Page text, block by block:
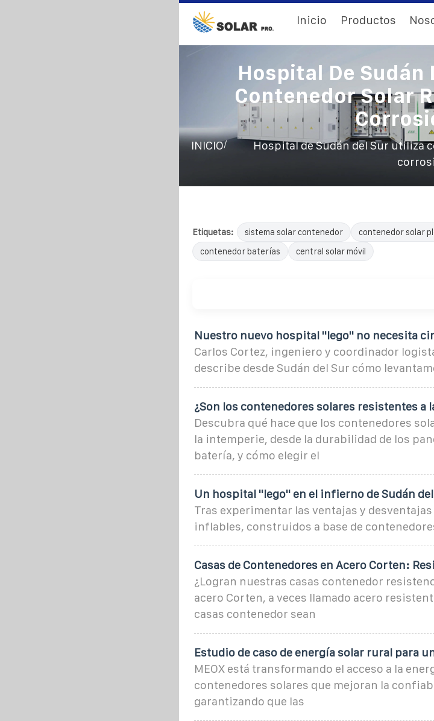
Inicio Productos
Hospital De Sudán
Contenedor Solar
INICIO/
Hospital de Sudán del Sur utiliza
Etiquetas: sistema solar contenedor contenedor solar
contenedor baterías
central solar móvil
Nuestro nuevo hospital ''lego'' no necesita
Carlos Cortez, ingeniero y coordinador
describe desde Sudán del Sur cómo
¿Son los contenedores solares resistentes a
Descubra qué hace que los contenedores
la intemperie, desde la durabilidad de los
batería, y cómo elegir el
Un hospital ''lego'' en el infierno de Sudán
Tras experimentar las ventajas y
inflables, construidos a base de
Casas de Contenedores en Acero Corten:
¿Logran nuestras casas contenedor
acero Corten, a veces llamado acero
casas contenedor sean
Estudio de caso de energía solar rural para
MEOX está transformando el acceso a la
contenedores solares que mejoran la
garantizando que las